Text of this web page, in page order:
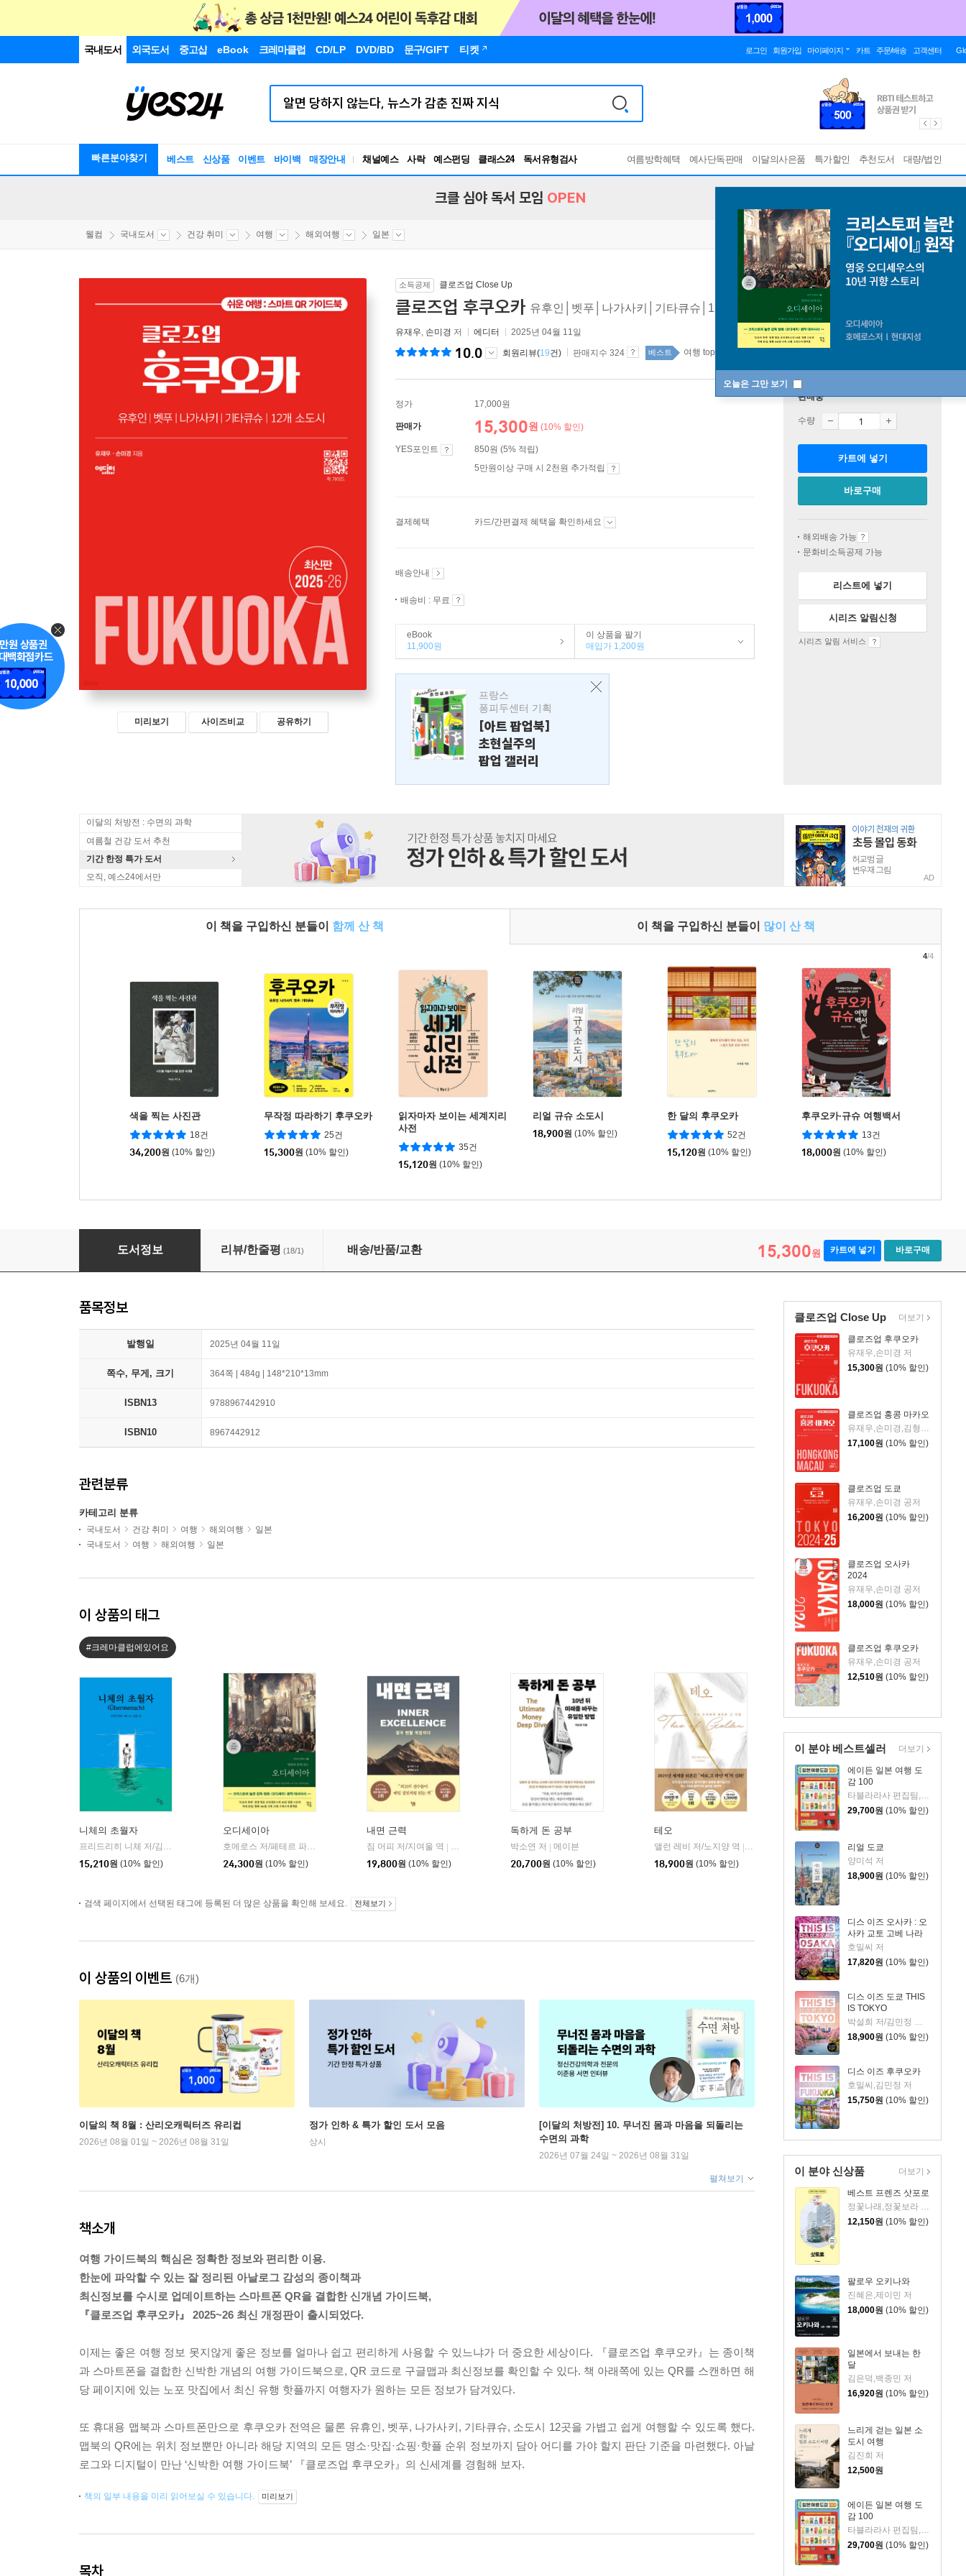
국내도서 외국도서 중고샵 eBook 크레마클럽 CD/LP DVD/BD 문구/GIFT 티켓 로그인 회원가입 마이페이지 카트 주문/배송 고객센터
빠른분야찾기 베스트 신상품 이벤트 바이백 매장안내 채널예스 사락 예스펀딩 클래스24
독서유형검사
RBTI Lab
여름방학혜택 예사단독판매 이달의사은품 특가할인 추천도서 대량/법인
오늘은 그만 보기
크클 심야 독서 모임 OPEN
웰컴 국내도서 건강 취미 여행 해외여행 일본
미리보기 사이즈비교 공유하기
소득공제 클로즈업 Close Up
클로즈업 후쿠오카 유후인│벳푸│나가사키│기타큐슈│12개 소도시 [ 2025-26년 최신 개정판 ]
유재우, 손미경 저 에디터 2025년 04월 11일
10.0 회원리뷰(19건) 판매지수 324 베스트 여행 top100 3주
정가 17,000원
판매가 15,300원 (10% 할인)
YES포인트
850원 (5% 적립)
5만원이상 구매 시 2천원 추가적립
결제혜택 카드/간편결제 혜택을 확인하세요
배송안내
배송비 : 무료
eBook
11,900원
이 상품을 팔기
매입가 1,200원
프랑스
퐁피두센터 기획
[아트 팝업북]
초현실주의
팝업 갤러리
판매중
수량
카트에 넣기
바로구매
해외배송 가능
문화비소득공제 가능
리스트에 넣기
시리즈 알림신청
시리즈 알림 서비스
이달의 처방전 : 수면의 과학
여름철 건강 도서 추천
기간 한정 특가 도서
오직, 예스24에서만
AD
이 책을 구입하신 분들이 함께 산 책 이 책을 구입하신 분들이 많이 산 책
색을 찍는 사진관
18건
34,200원 (10% 할인)
무작정 따라하기 후쿠오카
25건
15,300원 (10% 할인)
읽자마자 보이는 세계지리
사전
35건
15,120원 (10% 할인)
리얼 규슈 소도시
18,900원 (10% 할인)
한 달의 후쿠오카
52건
15,120원 (10% 할인)
후쿠오카·규슈 여행백서
13건
18,000원 (10% 할인)
4/4
클로즈업 후쿠오카
도서정보 리뷰/한줄평 (18/1) 배송/반품/교환 15,300원 카트에 넣기 바로구매
클로즈업 Close Up
클로즈업 후쿠오카
유재우,손미경 저
15,300원 (10% 할인)
클로즈업 홍콩 마카오
유재우,손미경,김형일 저
17,100원 (10% 할인)
클로즈업 도쿄
유재우,손미경 공저
16,200원 (10% 할인)
클로즈업 오사카
2024
유재우,손미경 공저
18,000원 (10% 할인)
클로즈업 후쿠오카
유재우,손미경 공저
12,510원 (10% 할인)
더보기
이 분야 베스트셀러
에이든 일본 여행 도
감 100
타블라라사 편집팀,이정기 공저
29,700원 (10% 할인)
리얼 도쿄
양미석 저
18,900원 (10% 할인)
디스 이즈 오사카 : 오
사카 교토 고베 나라
호밀씨 저
17,820원 (10% 할인)
디스 이즈 도쿄 THIS
IS TOKYO
18,900원 (10% 할인)
디스 이즈 후쿠오카
호밀씨,김민정 저
15,750원 (10% 할인)
더보기
이 분야 신상품
베스트 프렌즈 삿포로
정꽃나래,정꽃보라 공저
12,150원 (10% 할인)
팔로우 오키나와
진혜은,제이민 저
18,000원 (10% 할인)
일본에서 보내는 한
달
김은덕,백종민 저
16,920원 (10% 할인)
느리게 걷는 일본 소
도시 여행
김진희 저
12,500원
에이든 일본 여행 도
감 100
타블라라사 편집팀,이정기 공저
29,700원 (10% 할인)
더보기
품목정보
발행일 2025년 04월 11일
쪽수, 무게, 크기 364쪽 | 484g | 148*210*13mm
ISBN13 9788967442910
ISBN10 8967442912
관련분류
카테고리 분류
국내도서 건강 취미 여행 해외여행
일본
국내도서
여행 해외여행 일본
이 상품의 태그
#크레마클럽에있어요
니체의 초월자
프리드리히 니체 저/김철 편역
15,210원 (10% 할인)
오디세이아
호메로스 저/페테르 파울 루벤스 그림/박문재 역 | 현대지성
24,300원 (10% 할인)
내면 근력
짐 머피 저/지여울 역
윌북(willbook)
19,800원 (10% 할인)
독하게 돈 공부
박소연 저
메이븐
20,700원 (10% 할인)
테오
앨런 레비 저/노지양 역
오팬하우스
18,900원 (10% 할인)
검색 페이지에서 선택된 태그에 등록된 더 많은 상품을 확인해 보세요. 전체보기
이 상품의 이벤트 (6개)
이달의 책 8월 : 산리오캐릭터즈 유리컵
2026년 08월 01일 ~ 2026년 08월 31일
정가 인하 & 특가 할인 도서 모음
상시
[이달의 처방전] 10. 무너진 몸과 마음을 되돌리는
수면의 과학
2026년 07월 24일 ~ 2026년 08월 31일
펼쳐보기
책소개
여행 가이드북의 핵심은 정확한 정보와 편리한 이용.
한눈에 파악할 수 있는 잘 정리된 아날로그 감성의 종이책과
최신정보를 수시로 업데이트하는 스마트폰 QR을 결합한 신개념 가이드북,
『클로즈업 후쿠오카』 2025~26 최신 개정판이 출시되었다.
이제는 좋은 여행 정보 못지않게 좋은 정보를 얼마나 쉽고 편리하게 사용할 수 있느냐가 더 중요한 세상이다. 『클로즈업 후쿠오카』는 종이책
과 스마트폰을 결합한 신박한 개념의 여행 가이드북으로, QR 코드로 구글맵과 최신정보를 확인할 수 있다. 책 아래쪽에 있는 QR를 스캔하면 해
당 페이지에 있는 노포 맛집에서 최신 유행 핫플까지 여행자가 원하는 모든 정보가 담겨있다.
또 휴대용 맵북과 스마트폰만으로 후쿠오카 전역은 물론 유휴인, 벳푸, 나가사키, 기타큐슈, 소도시 12곳을 가볍고 쉽게 여행할 수 있도록 했다.
맵북의 QR에는 위치 정보뿐만 아니라 해당 지역의 모든 명소·맛집·쇼핑·핫플 순위 정보까지 담아 어디를 가야 할지 판단 기준을 마련했다. 아날
로그와 디지털이 만난 ‘신박한 여행 가이드북’ 『클로즈업 후쿠오카』의 신세계를 경험해 보자.
책의 일부 내용을 미리 읽어보실 수 있습니다. 미리보기
목차